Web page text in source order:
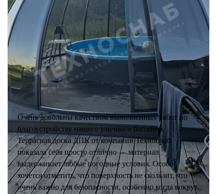
Очень довольны качеством выполненных работ по
благоустройству нашего уличного бассейна.
Террасная доска ДПК от компании Техноснаб
показала себя просто отлично — материал
выдерживает любые погодные условия. Особо
хочется отметить, что поверхность не скользит, что
очень важно для безопасности, особенно когда вокруг